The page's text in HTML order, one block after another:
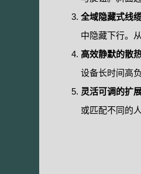
全域隐藏式线
中隐藏下行。
高效静默的散
设备长时间高
灵活可调的扩
或匹配不同的